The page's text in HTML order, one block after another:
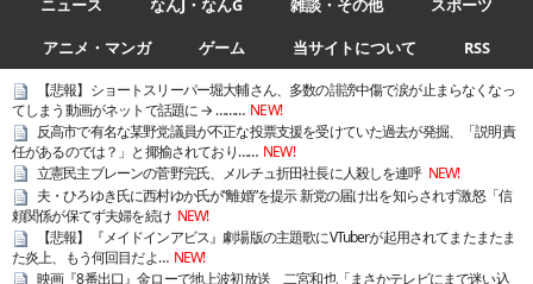
ニュース なんJ・なんG 雑談・その他
スポーツ
アニメ・マンガ
ゲーム 当サイトについて RSS
【悲報】ショートスリーパー堀大輔さん、多数の誹謗中傷で涙が止まらなくなっ
てしまう動画がネットで話題に → ……… NEW!
反高市で有名な某野党議員が不正な投票支援を受けていた過去が発掘、「説明責
任があるのでは？」と揶揄されており…… NEW!
立憲民主ブレーンの菅野完氏、メルチュ折田社長に人殺しを連呼 NEW!
夫・ひろゆき氏に西村ゆか氏が“離婚”を提示 新党の届け出を知らされず激怒「信
頼関係が保てず夫婦を続け NEW!
【悲報】『メイドインアビス』劇場版の主題歌にVTuberが起用されてまたまたま
た炎上、もう何回目だよ… NEW!
映画『8番出口』金ローで地上波初放送 二宮和也「まさかテレビにまで迷い込